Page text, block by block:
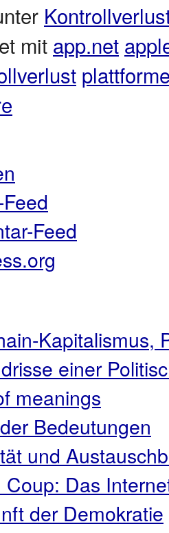
mit app.net
Feed
Kapitalismus,
einer
meanings
Bedeutungen
und
Coup: Das
der Demokratie